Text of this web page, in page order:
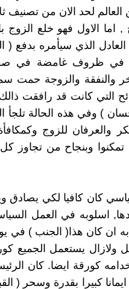
العالم لحد الان من تصنيف
, اما الاول فهو خلع
الذي سيأمره بدفع (
في ظروف غامضة في
والنفقة والزوجة حمت
كانت قد رافقت ذالك
) وفي هذه الحالة
والعرفان للزوج
وبنجاح من تجاوز كل
كان كافيا لكي يصادق
اسلوبه في العمل
ان كان هذا( الجنب ) في
ولازال يستعمل الجميع
كورقة ايضا. كان
كبيرا بقدرة وسحر (